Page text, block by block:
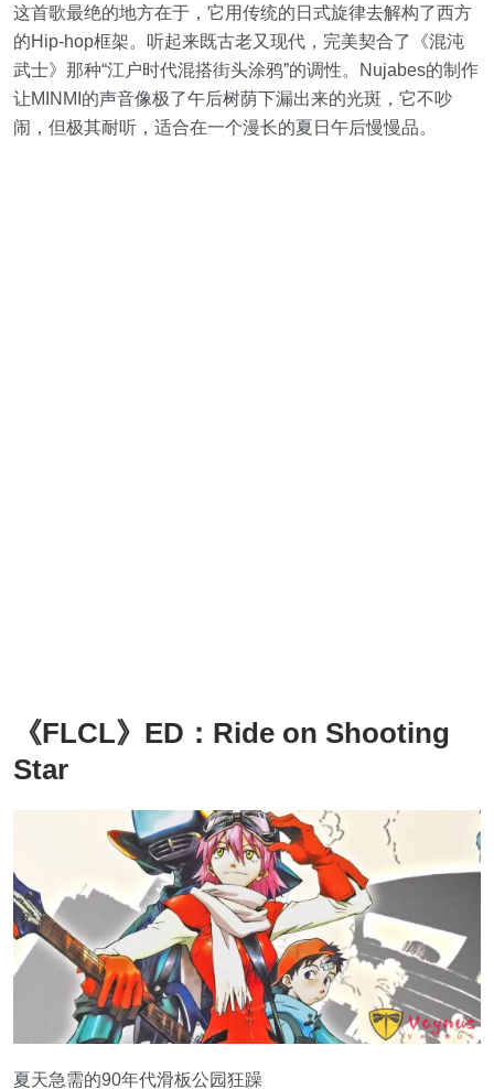
这首歌最绝的地方在于，它用传统的日式旋律去解构了西方
的Hip-hop框架。听起来既古老又现代，完美契合了《混沌
武士》那种“江户时代混搭街头涂鸦”的调性。Nujabes的制作
让MINMI的声音像极了午后树荫下漏出来的光斑，它不吵
闹，但极其耐听，适合在一个漫长的夏日午后慢慢品。
《FLCL》ED：Ride on Shooting
Star
夏天急需的90年代滑板公园狂躁